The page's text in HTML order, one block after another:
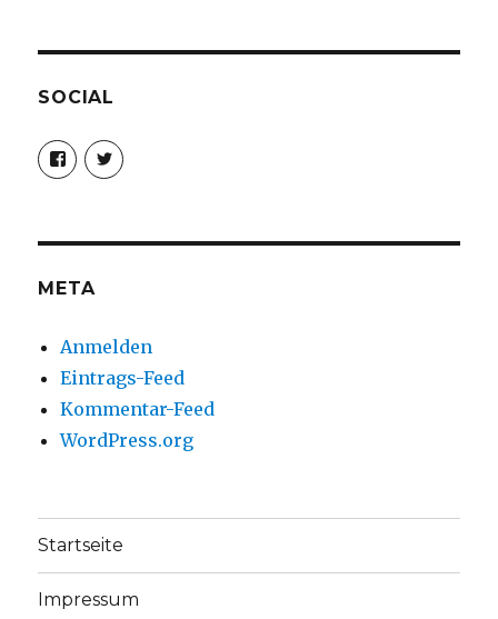
SOCIAL
Profil
von
christoph.fleischer1
anzeigen
Profil
von
anzeigen
META
Anmelden
Eintrags-Feed
Kommentar-Feed
WordPress.org
Startseite
Impressum